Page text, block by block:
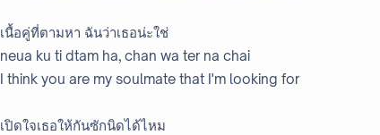
เนื้อคู่ที่ตามหา ฉันว่าเธอน่ะใช่
neua ku ti dtam ha, chan wa ter na chai
I think you are my soulmate that I'm looking for
เปิดใจเธอให้กันซักนิดได้ไหม